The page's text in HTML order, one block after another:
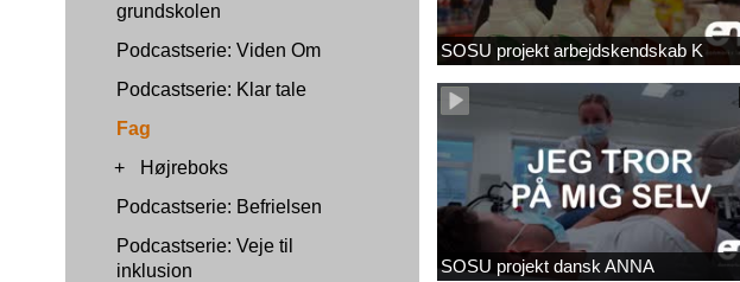
grundskolen
Podcastserie: Viden Om
Podcastserie: Klar tale
Fag
+
Højreboks
Podcastserie: Befrielsen
Podcastserie: Veje til
inklusion
SOSU projekt arbejdskendskab K
SOSU projekt dansk ANNA